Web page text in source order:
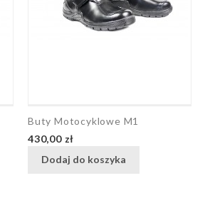
Buty Motocyklowe M1
Cena
430,00 zł
Dodaj do koszyka